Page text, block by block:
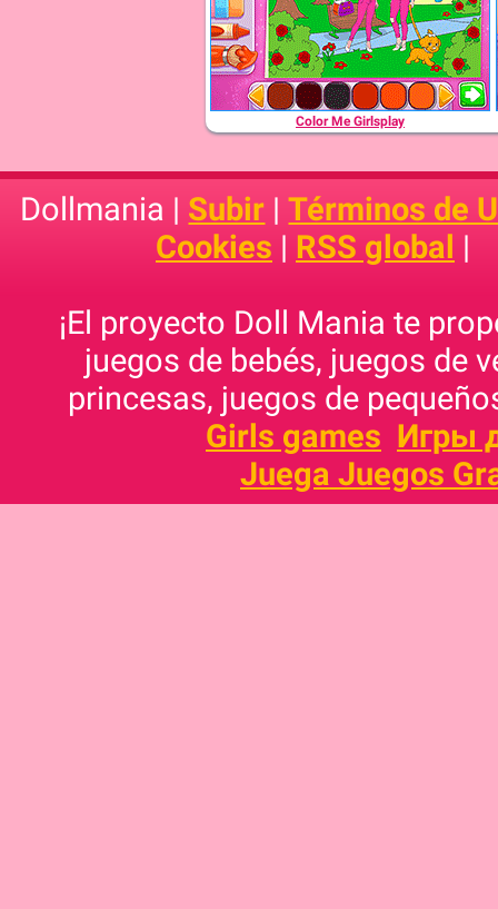
Color Me Girlsplay
Dollmania | Subir |Términos de
Cookies | RSS global |
¡El proyecto Doll Mania te
juegos de bebés, juegos de
princesas, juegos de
Girls games Игры
Juega Juegos